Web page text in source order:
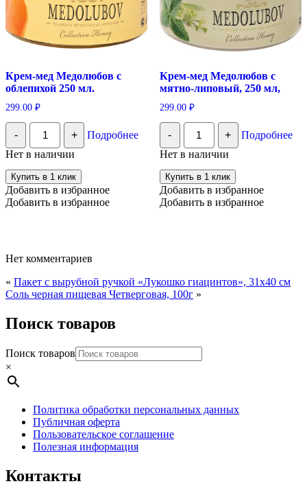
Крем-мед Медолюбов с
облепихой 250 мл.
299.00 ₽
-
Количество
Крем-
мед
Медолюбов
с
облепихой
250
мл.
+
Подробнее
Нет в наличии
Купить в 1 клик
Добавить в избранное
Добавить в избранное
Крем-мед Медолюбов с
мятно-липовый, 250 мл,
299.00 ₽
-
Количество
Крем-
мед
Медолюбов
с
мятно-
липовый,
250
+
Подробнее
Нет в наличии
Купить в 1 клик
Добавить в избранное
Добавить в избранное
Нет комментариев
« Пакет с вырубной ручкой «Лукошко гиацинтов», 31х40 см
Соль черная пищевая Четверговая, 100г »
Поиск товаров
Поиск товаров
×
Политика обработки персональных данных
Публичная оферта
Пользовательское соглашение
Полезная информация
Контакты